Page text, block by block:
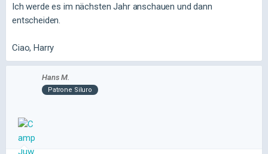
Ich werde es im nächsten Jahr anschauen und dann
entscheiden.
Ciao, Harry
Hans M.
Patrone Siluro